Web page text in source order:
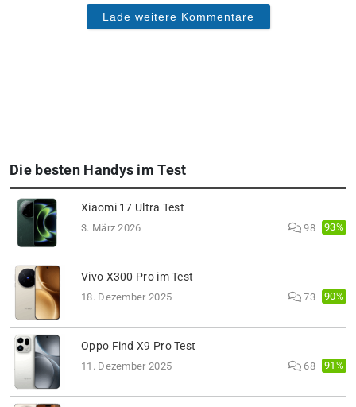
Lade weitere Kommentare
Die besten Handys im Test
Xiaomi 17 Ultra Test
3. März 2026 98 93%
Vivo X300 Pro im Test
18. Dezember 2025 73 90%
Oppo Find X9 Pro Test
11. Dezember 2025 68 91%